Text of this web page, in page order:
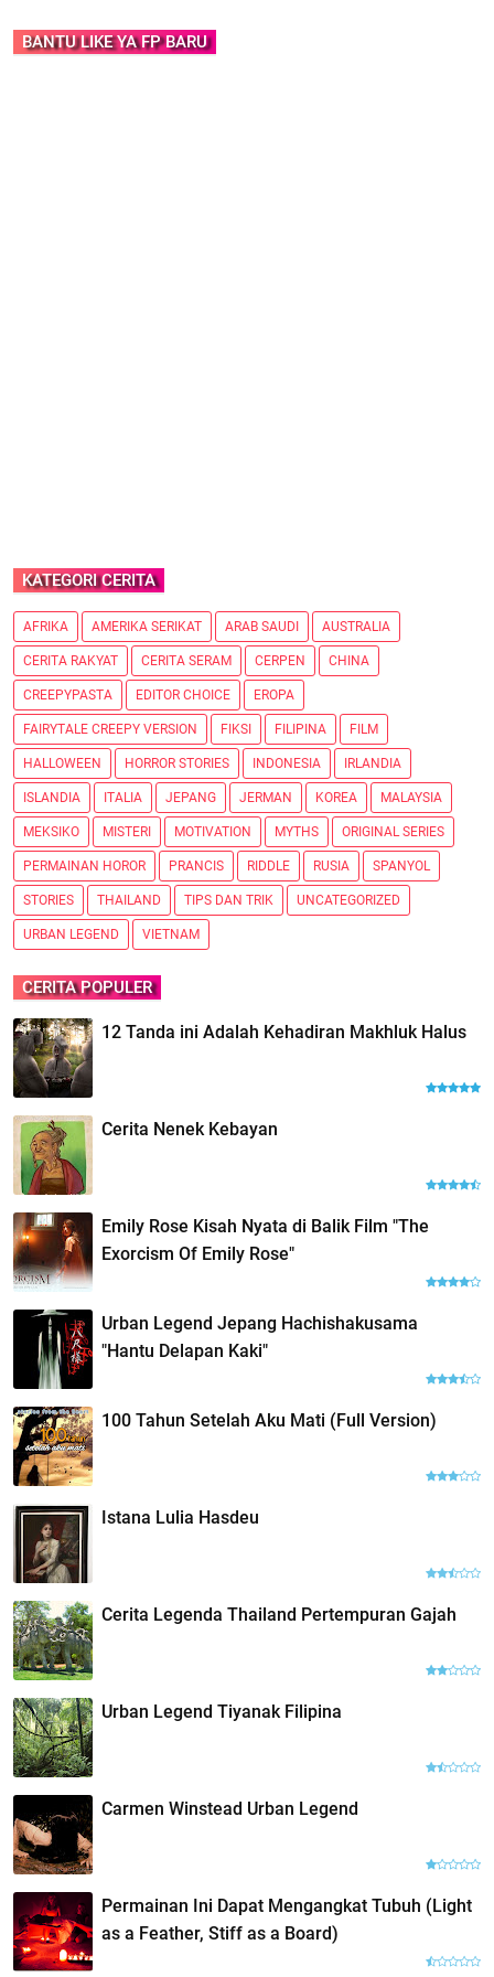
BANTU LIKE YA FP BARU
KATEGORI CERITA
AFRIKA AMERIKA SERIKAT ARAB SAUDI AUSTRALIA
CERITA RAKYAT CERITA SERAM CERPEN CHINA
CREEPYPASTA EDITOR CHOICE EROPA
FAIRYTALE CREEPY VERSION FIKSI FILIPINA FILM
HALLOWEEN HORROR STORIES INDONESIA IRLANDIA
ISLANDIA ITALIA JEPANG JERMAN KOREA MALAYSIA
MEKSIKO MISTERI MOTIVATION MYTHS ORIGINAL SERIES
PERMAINAN HOROR PRANCIS RIDDLE RUSIA SPANYOL
STORIES THAILAND TIPS DAN TRIK UNCATEGORIZED
URBAN LEGEND VIETNAM
CERITA POPULER
12 Tanda ini Adalah Kehadiran Makhluk Halus
Cerita Nenek Kebayan
Emily Rose Kisah Nyata di Balik Film "The
Exorcism Of Emily Rose"
Urban Legend Jepang Hachishakusama
"Hantu Delapan Kaki"
100 Tahun Setelah Aku Mati (Full Version)
Istana Lulia Hasdeu
Cerita Legenda Thailand Pertempuran Gajah
Urban Legend Tiyanak Filipina
Carmen Winstead Urban Legend
Permainan Ini Dapat Mengangkat Tubuh (Light
as a Feather, Stiff as a Board)